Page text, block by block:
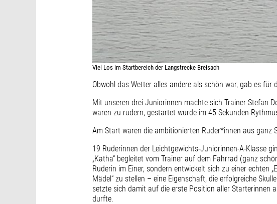
Viel Los im Startbereich der Langstrecke Breisach
Obwohl das Wetter alles andere als schön war, gab es
Mit unseren drei Juniorinnen machte sich Trainer Stefan
waren zu rudern, gestartet wurde im 45 Sekunden-
Am Start waren die ambitionierten Ruder*innen aus ganz
19 Ruderinnen der Leichtgewichts-Juniorinnen-A-Klasse
„Katha“ begleitet vom Trainer auf dem Fahrrad (ganz
Ruderin im Einer, sondern entwickelt sich zu einer echten
Mädel“ zu stellen – eine Eigenschaft, die erfolgreiche
setzte sich damit auf die erste Position aller Starterinnen
durfte.